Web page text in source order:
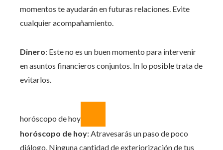
momentos te ayudarán en futuras relaciones. Evite
cualquier acompañamiento.
Dinero: Este no es un buen momento para intervenir
en asuntos financieros conjuntos. In lo posible trata de
evitarlos.
horóscopo de hoy
horóscopo de hoy: Atravesarás un paso de poco
diálogo. Ninguna cantidad de exteriorización de tus